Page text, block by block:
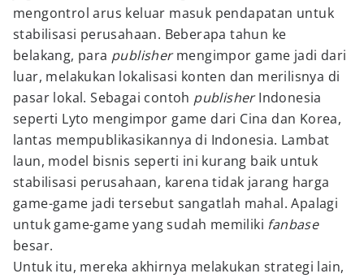
mengontrol arus keluar masuk pendapatan untuk
stabilisasi perusahaan. Beberapa tahun ke
belakang, para publishermengimpor game jadi dari
luar, melakukan lokalisasi konten dan merilisnya di
pasar lokal. Sebagai contoh publisherIndonesia
seperti Lyto mengimpor game dari Cina dan Korea,
lantas mempublikasikannya di Indonesia. Lambat
laun, model bisnis seperti ini kurang baik untuk
stabilisasi perusahaan, karena tidak jarang harga
game-game jadi tersebut sangatlah mahal. Apalagi
untuk game-game yang sudah memiliki fanbase
besar.
Untuk itu, mereka akhirnya melakukan strategi lain,